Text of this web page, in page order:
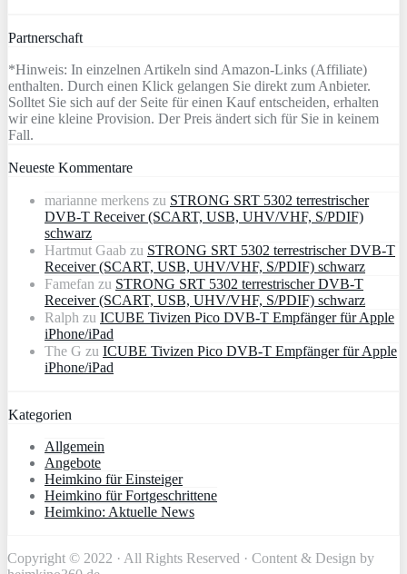
Partnerschaft
*Hinweis: In einzelnen Artikeln sind Amazon-Links (Affiliate)
enthalten. Durch einen Klick gelangen Sie direkt zum Anbieter.
Solltet Sie sich auf der Seite für einen Kauf entscheiden, erhalten
wir eine kleine Provision. Der Preis ändert sich für Sie in keinem
Fall.
Neueste Kommentare
marianne merkens zu STRONG SRT 5302 terrestrischer
DVB-T Receiver (SCART, USB, UHV/VHF, S/PDIF)
schwarz
Hartmut Gaab zu STRONG SRT 5302 terrestrischer DVB-T
Receiver (SCART, USB, UHV/VHF, S/PDIF) schwarz
Famefan zu STRONG SRT 5302 terrestrischer DVB-T
Receiver (SCART, USB, UHV/VHF, S/PDIF) schwarz
Ralph zu ICUBE Tivizen Pico DVB-T Empfänger für Apple
iPhone/iPad
The G zu ICUBE Tivizen Pico DVB-T Empfänger für Apple
iPhone/iPad
Kategorien
Allgemein
Angebote
Heimkino für Einsteiger
Heimkino für Fortgeschrittene
Heimkino: Aktuelle News
Copyright © 2022 · All Rights Reserved · Content & Design by